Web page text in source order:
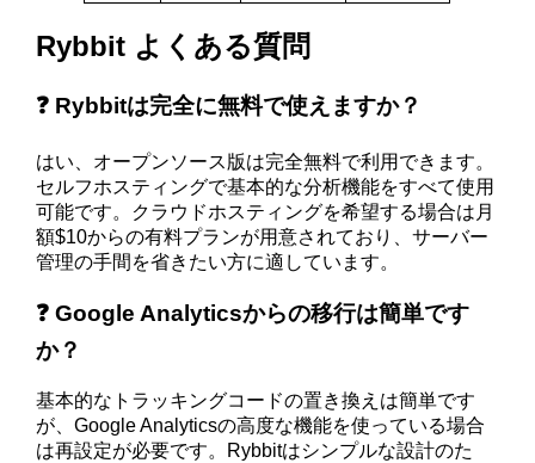
Rybbit よくある質問
❓ Rybbitは完全に無料で使えますか？
はい、オープンソース版は完全無料で利用できます。
セルフホスティングで基本的な分析機能をすべて使用
可能です。クラウドホスティングを希望する場合は月
額$10からの有料プランが用意されており、サーバー
管理の手間を省きたい方に適しています。
❓ Google Analyticsからの移行は簡単です
か？
基本的なトラッキングコードの置き換えは簡単です
が、Google Analyticsの高度な機能を使っている場合
は再設定が必要です。Rybbitはシンプルな設計のた